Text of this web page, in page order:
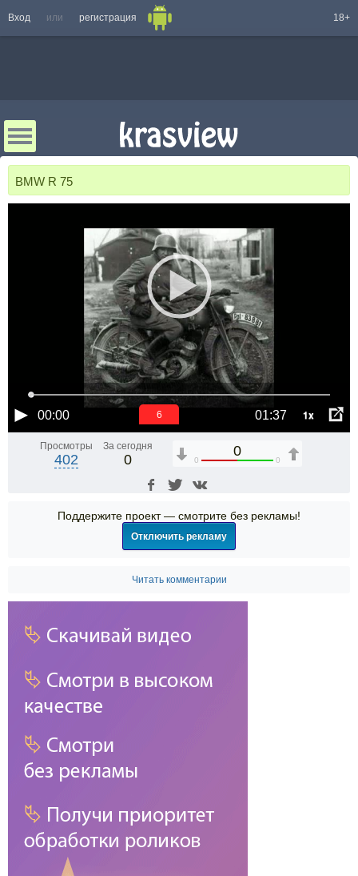
Вход или регистрация 18+
BMW R 75
00:00 01:37 1x
5
Просмотры
402
За сегодня
0
0
0 0
Поддержите проект — смотрите без рекламы!
Отключить рекламу
Читать комментарии